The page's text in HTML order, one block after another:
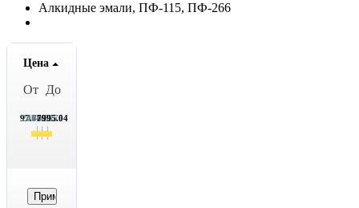
Алкидные эмали, ПФ-115, ПФ-266
Цена
От До
97.75
2071.75
4046.75
6020.75
7995.04